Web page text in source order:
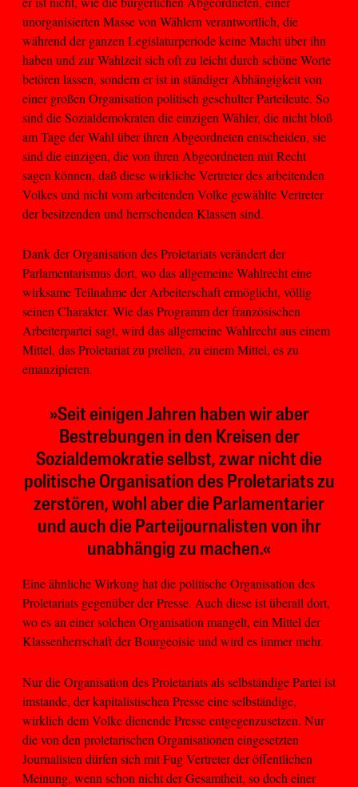
unorganisierten Masse von Wählern verantwortlich, die
während der ganzen Legislaturperiode keine Macht über ihn
haben und zur Wahlzeit sich oft zu leicht durch schöne Worte
betören lassen, sondern er ist in ständiger Abhängigkeit von
einer großen Organisation politisch geschulter Parteileute. So
sind die Sozialdemokraten die einzigen Wähler, die nicht bloß
am Tage der Wahl über ihren Abgeordneten entscheiden, sie
sind die einzigen, die von ihren Abgeordneten mit Recht
sagen können, daß diese wirkliche Vertreter des arbeitenden
Volkes und nicht vom arbeitenden Volke gewählte Vertreter
der besitzenden und herrschenden Klassen sind.
Dank der Organisation des Proletariats verändert der
Parlamentarismus dort, wo das allgemeine Wahlrecht eine
wirksame Teilnahme der Arbeiterschaft ermöglicht, völlig
seinen Charakter. Wie das Programm der französischen
Arbeiterpartei sagt, wird das allgemeine Wahlrecht aus einem
Mittel, das Proletariat zu prellen, zu einem Mittel, es zu
emanzipieren.
»Seit einigen Jahren haben wir aber
Bestrebungen in den Kreisen der
Sozialdemokratie selbst, zwar nicht die
politische Organisation des Proletariats zu
zerstören, wohl aber die Parlamentarier
und auch die Parteijournalisten von ihr
unabhängig zu machen.«
Eine ähnliche Wirkung hat die politische Organisation des
Proletariats gegenüber der Presse. Auch diese ist überall dort,
wo es an einer solchen Organisation mangelt, ein Mittel der
Klassenherrschaft der Bourgeoisie und wird es immer mehr.
Nur die Organisation des Proletariats als selbständige Partei ist
imstande, der kapitalistischen Presse eine selbständige,
wirklich dem Volke dienende Presse entgegenzusetzen. Nur
die von den proletarischen Organisationen eingesetzten
Journalisten dürfen sich mit Fug Vertreter der öffentlichen
Meinung, wenn schon nicht der Gesamtheit, so doch einer